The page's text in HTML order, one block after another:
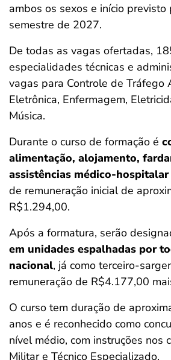
ambos os sexos e início
semestre de 2027.
De todas as vagas ofertadas,
especialidades técnicas e
vagas para Controle de Tráfego
Eletrônica, Enfermagem,
Música.
Durante o curso de formação é
alimentação, alojamento,
assistências médico-
de remuneração inicial de
R$1.294,00.
Após a formatura, serão
em unidades espalhadas por
nacional, já como terceiro-
remuneração de R$4.177,00
O curso tem duração de
anos e é reconhecido como
nível médio, com instruções nos
Militar e Técnico Especializado.